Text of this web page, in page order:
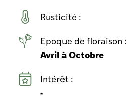
Rusticité :
Epoque de floraison :
Avril à Octobre
Intérêt :
-